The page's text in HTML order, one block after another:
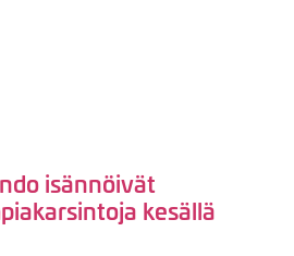
isännöivät
kesällä